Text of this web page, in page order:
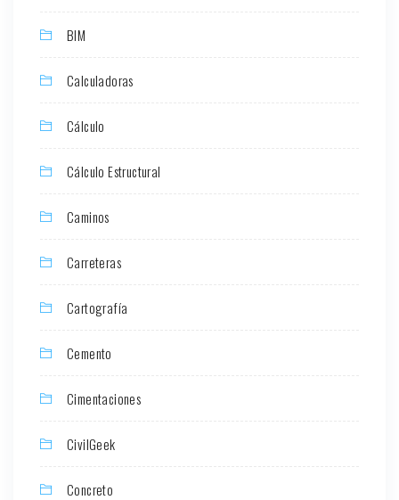
BIM
Calculadoras
Cálculo
Cálculo Estructural
Caminos
Carreteras
Cartografía
Cemento
Cimentaciones
CivilGeek
Concreto